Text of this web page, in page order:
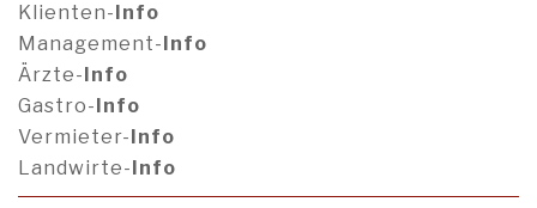
Klienten-Info
Management-Info
Ärzte-Info
Gastro-Info
Vermieter-Info
Landwirte-Info